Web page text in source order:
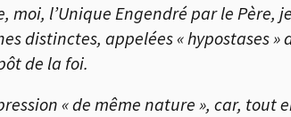
moi, l’Unique Engendré par le Père,
distinctes, appelées « hypostases »
de la foi.
« de même nature », car, tout